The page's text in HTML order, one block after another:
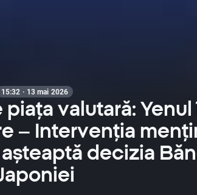
15:32 · 13 mai 2026
valutară:
– Intervenția
decizia